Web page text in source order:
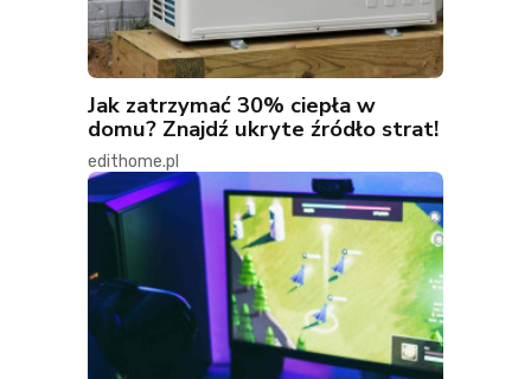
Jak zatrzymać 30% ciepła w
domu? Znajdź ukryte źródło strat!
edithome.pl